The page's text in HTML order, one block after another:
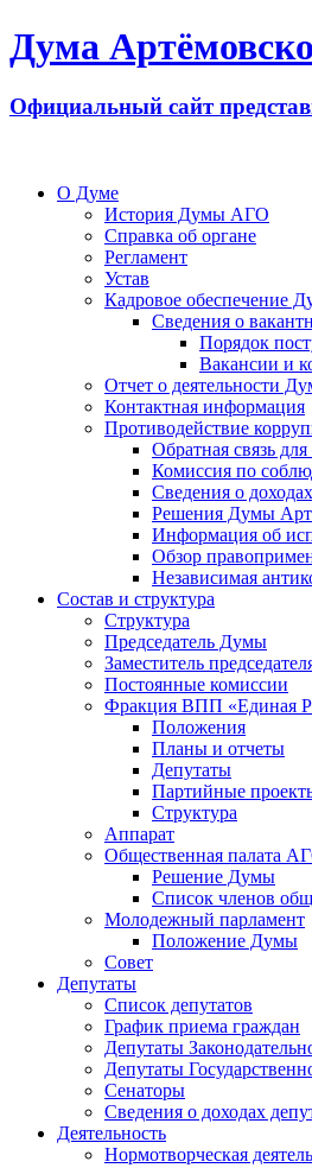
Дума
Официальный сайт
О Думе
История Думы АГО
Справка об органе
Регламент
Устав
Кадровое обеспечение
Сведения о
Порядок
Вакансии и
Отчет о деятельности
Контактная информация
Противодействие
Обратная связь
Комиссия по
Сведения о
Решения Думы
Информация об
Обзор
Независимая
Состав и структура
Структура
Председатель Думы
Заместитель
Постоянные комиссии
Фракция ВПП «Единая
Положения
Планы и отчеты
Депутаты
Партийные
Структура
Аппарат
Общественная палата
Решение Думы
Список членов
Молодежный парламент
Положение Думы
Совет
Депутаты
Список депутатов
График приема граждан
Депутаты
Депутаты
Сенаторы
Сведения о доходах
Деятельность
Нормотворческая